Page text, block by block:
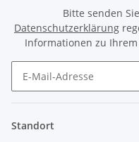
Bitte senden
Datenschutzerklärung
Informationen zu
Standort